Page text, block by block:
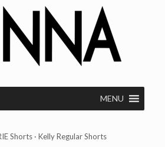
MENU
Shorts · Kelly Regular Shorts